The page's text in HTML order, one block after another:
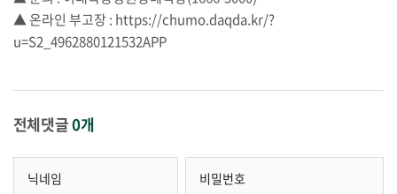
▲온라인 부고장: https://chumo.daqda.kr/?
u=S2_4962880121532APP
전체댓글0개